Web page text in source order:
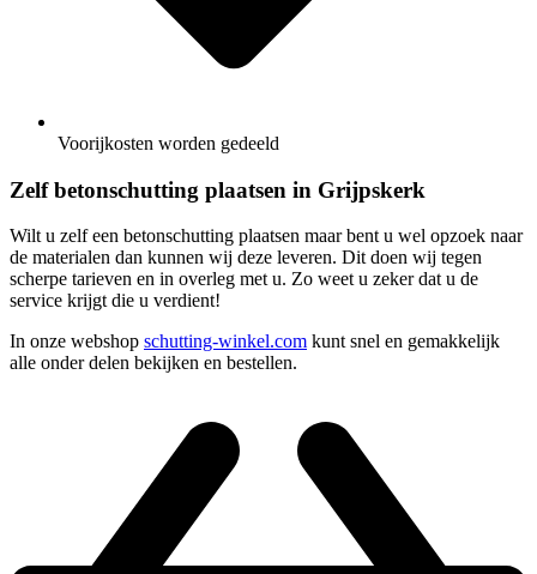
Voorijkosten worden gedeeld
Zelf betonschutting plaatsen in Grijpskerk
Wilt u zelf een betonschutting plaatsen maar bent u wel opzoek naar
de materialen dan kunnen wij deze leveren. Dit doen wij tegen
scherpe tarieven en in overleg met u. Zo weet u zeker dat u de
service krijgt die u verdient!
In onze webshop schutting-winkel.com kunt snel en gemakkelijk
alle onder delen bekijken en bestellen.